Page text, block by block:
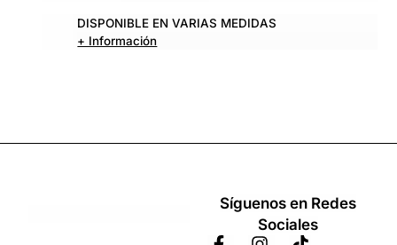
DISPONIBLE EN VARIAS MEDIDAS
+ Información
Síguenos en Redes
Sociales